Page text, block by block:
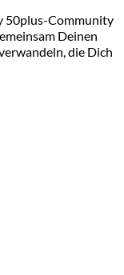
50plus-Community
Deinen
die Dich